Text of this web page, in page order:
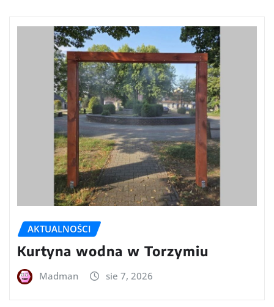
AKTUALNOŚCI
Kurtyna wodna w Torzymiu
Madman sie 7, 2026